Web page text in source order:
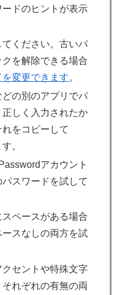
ドのヒントが表示
ください。古いパ
を解除できる場合
変更できます。
の別のアプリでパ
しく入力されたか
をコピーして
。
アカウント
スワードを試して
ペースがある場合
スなしの両方を試
セントや特殊文字
れぞれの有無の両